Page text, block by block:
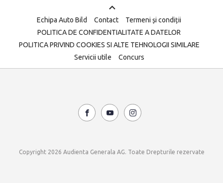
Echipa Auto Bild Contact
Termeni și condiții
POLITICA DE CONFIDENTIALITATE A DATELOR
POLITICA PRIVIND COOKIES SI ALTE TEHNOLOGII SIMILARE
Servicii utile
Concurs
Copyright 2026 Audienta Generala AG. Toate Drepturile rezervate